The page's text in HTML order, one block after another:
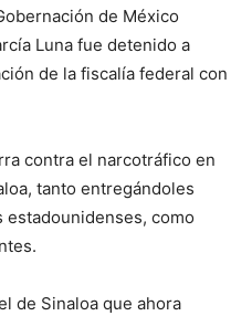
de México
Luna fue detenido a
de la fiscalía federal con
contra el narcotráfico en
tanto entregándoles
como
de Sinaloa que ahora